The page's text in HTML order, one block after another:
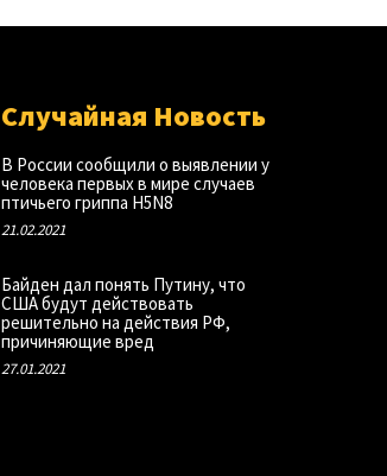
Случайная Новость
В России сообщили о выявлении у
человека первых в мире случаев
птичьего гриппа H5N8
21.02.2021
Байден дал понять Путину, что
США будут действовать
решительно на действия РФ,
причиняющие вред
27.01.2021